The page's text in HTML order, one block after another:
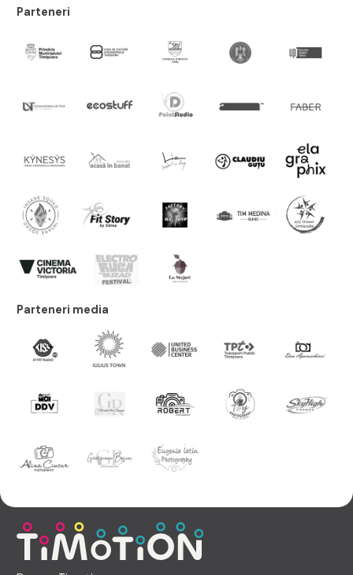
Parteneri
Parteneri media